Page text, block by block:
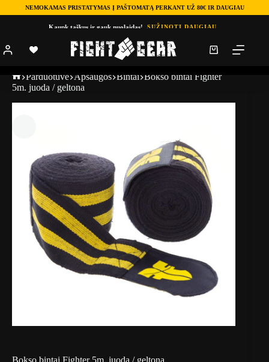
NEMOKAMAS PRISTATYMAS Į PAŠTOMATĄ PERKANT UŽ 80€ IR DAUGIAU
Kaupk taškus ir gauk nuolaidas! SUŽINOTI DAUGIAU
Parduotuve Apsaugos Bintai Bokso bintai Fighter
5m. juoda / geltona
Bokso bintai Fighter 5m. juoda / geltona